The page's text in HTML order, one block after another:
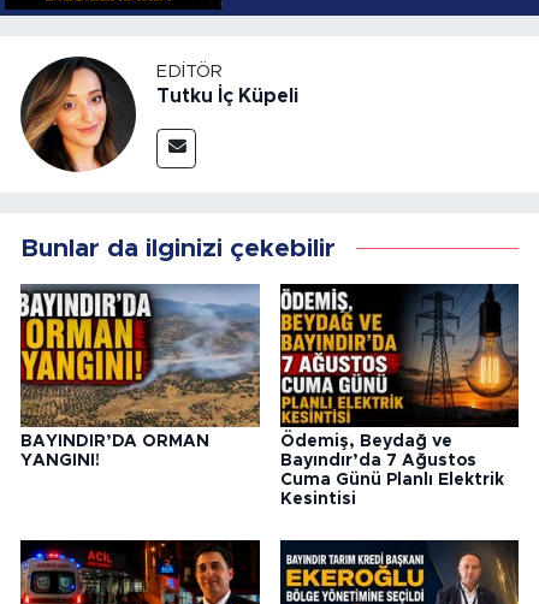
EDITÖR
Tutku İç Küpeli
Bunlar da ilginizi çekebilir
BAYINDIR’DA ORMAN
YANGINI!
Ödemiş, Beydağ ve
Bayındır’da 7 Ağustos
Cuma Günü Planlı Elektrik
Kesintisi